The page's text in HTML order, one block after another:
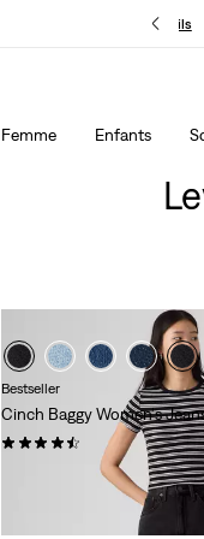
Détails
Femme Enfants
Bestseller
Cinch Baggy Women's
(2067)